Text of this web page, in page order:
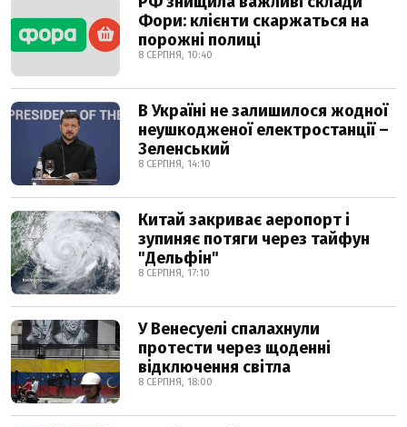
Фори: клієнти скаржаться на
порожні полиці
8 СЕРПНЯ, 10:40
В Україні не залишилося жодної
неушкодженої електростанції –
Зеленський
8 СЕРПНЯ, 14:10
Китай закриває аеропорт і
зупиняє потяги через тайфун
"Дельфін"
8 СЕРПНЯ, 17:10
У Венесуелі спалахнули
протести через щоденні
відключення світла
8 СЕРПНЯ, 18:00